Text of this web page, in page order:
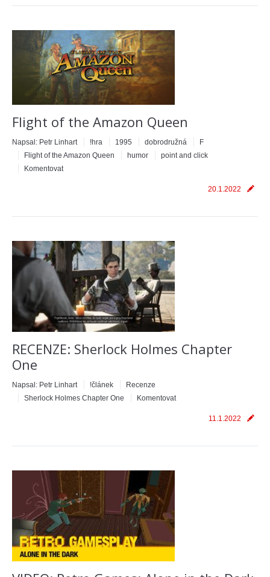
Flight of the Amazon Queen
Napsal: Petr Linhart !hra 1995 dobrodružná
F
Flight of the Amazon Queen
humor
point and click
Komentovat
20.1.2022
RECENZE: Sherlock Holmes Chapter
One
Napsal: Petr Linhart !článek
Recenze
Sherlock Holmes Chapter One
Komentovat
11.1.2022